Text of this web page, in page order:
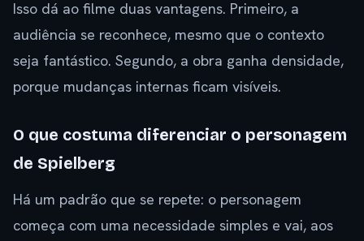
Isso dá ao filme duas vantagens. Primeiro, a
audiência se reconhece, mesmo que o contexto
seja fantástico. Segundo, a obra ganha densidade,
porque mudanças internas ficam visíveis.
O que costuma diferenciar o personagem
de Spielberg
Há um padrão que se repete: o personagem
começa com uma necessidade simples e vai, aos